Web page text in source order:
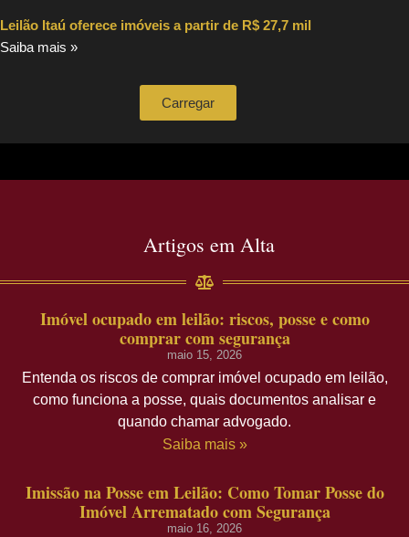
Leilão Itaú oferece imóveis a partir de R$ 27,7 mil
Saiba mais »
Carregar
Artigos em Alta
Imóvel ocupado em leilão: riscos, posse e como
comprar com segurança
maio 15, 2026
Entenda os riscos de comprar imóvel ocupado em leilão,
como funciona a posse, quais documentos analisar e
quando chamar advogado.
Saiba mais »
Imissão na Posse em Leilão: Como Tomar Posse do
Imóvel Arrematado com Segurança
maio 16, 2026